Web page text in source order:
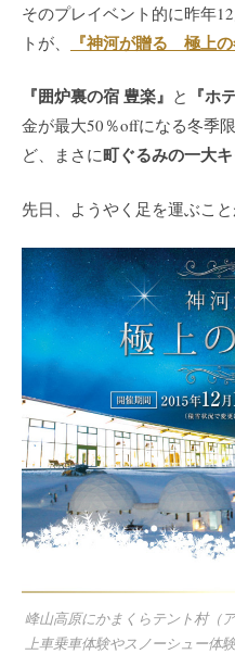
そのプレイベント的に昨年
トが、
『神河が贈る 極上の
『囲炉裏の宿 豊楽』 と 『ホ
金が最大50％offになる冬季
ど、まさに町ぐるみの一大
先日、ようやく足を運ぶこと
峰山高原にかまくらテント村（
上車乗車体験やスノーシュー体